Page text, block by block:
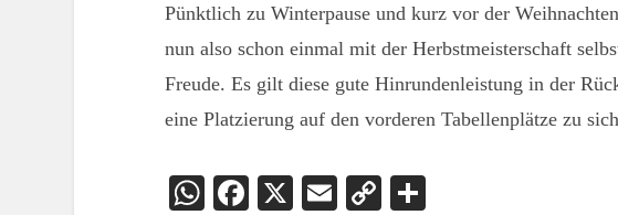
Pünktlich zu Winterpause und kurz vor der
nun also schon einmal mit der Herbstmeisterschaft
Freude. Es gilt diese gute Hinrundenleistung in der
eine Platzierung auf den vorderen Tabellenplätze zu
WhatsApp
Facebook
X EmailCopy